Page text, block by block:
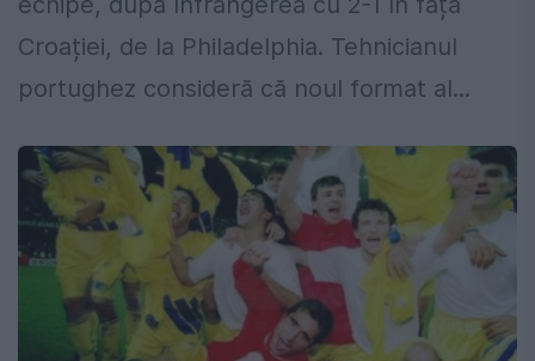
Croației, de la Philadelphia. Tehnicianul
portughez consideră că noul format al...